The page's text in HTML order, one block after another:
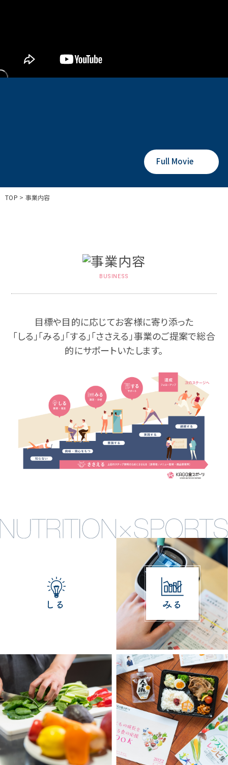
Full Movie
TOP > 事業内容
BUSINESS
目標や目的に応じてお客様に寄り添った
「しる」「みる」「する」「ささえる」事業のご提案で総合
的にサポートいたします。